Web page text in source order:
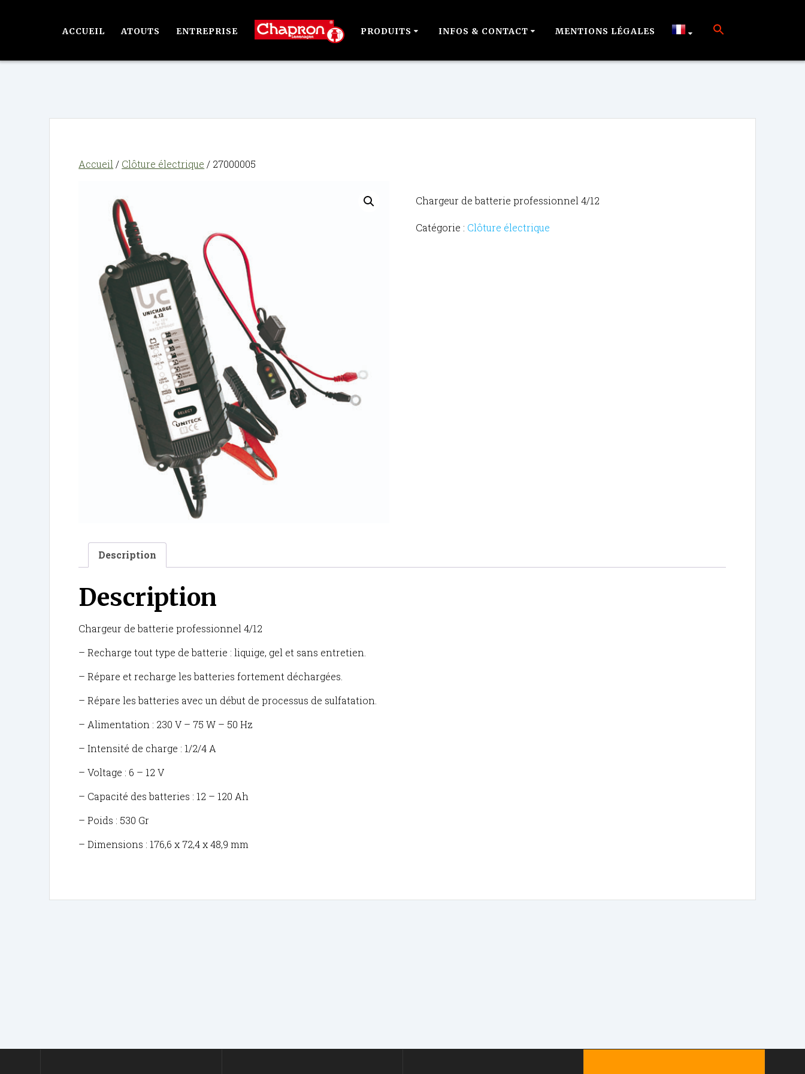
ACCUEIL ATOUTS ENTREPRISE PRODUITS INFOS & CONTACT MENTIONS LÉGALES
Accueil / Clôture électrique / 27000005
Chargeur de batterie professionnel 4/12
Catégorie : Clôture électrique
Description
Description
Chargeur de batterie professionnel 4/12
– Recharge tout type de batterie : liquige, gel et sans entretien.
– Répare et recharge les batteries fortement déchargées.
– Répare les batteries avec un début de processus de sulfatation.
– Alimentation : 230 V – 75 W – 50 Hz
– Intensité de charge : 1/2/4 A
– Voltage : 6 – 12 V
– Capacité des batteries : 12 – 120 Ah
– Poids : 530 Gr
– Dimensions : 176,6 x 72,4 x 48,9 mm